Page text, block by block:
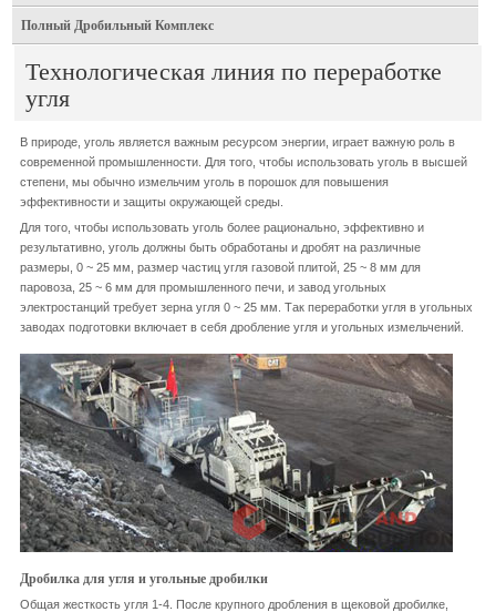
Полный Дробильный Комплекс
Технологическая линия по переработке
угля
В природе, уголь является важным ресурсом энергии, играет важную роль в
современной промышленности. Для того, чтобы использовать уголь в высшей
степени, мы обычно измельчим уголь в порошок для повышения
эффективности и защиты окружающей среды.
Для того, чтобы использовать уголь более рационально, эффективно и
результативно, уголь должны быть обработаны и дробят на различные
размеры, 0 ~ 25 мм, размер частиц угля газовой плитой, 25 ~ 8 мм для
паровоза, 25 ~ 6 мм для промышленного печи, и завод угольных
электростанций требует зерна угля 0 ~ 25 мм. Так переработки угля в угольных
заводах подготовки включает в себя дробление угля и угольных измельчений.
Дробилка для угля и угольные дробилки
Общая жесткость угля 1-4. После крупного дробления в щековой дробилке,